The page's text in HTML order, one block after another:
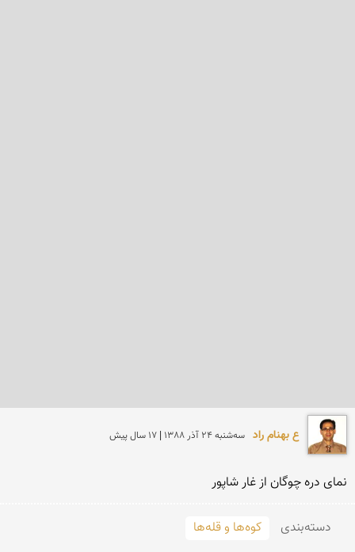
ع بهنام راد سه‌شنبه 24 آذر 1388 | 17 سال پیش
نمای دره چوگان از غار شاپور
دسته‌بندی کوه‌ها و قله‌ها